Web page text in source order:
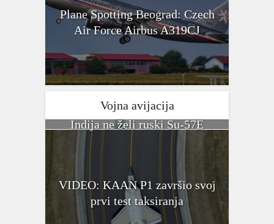
Plane Spotting Beograd: Czech
Air Force Airbus A319CJ
Vojna avijacija
Indija ne želi ruski Su-57E
VIDEO: KAAN P1 završio svoj
prvi test taksiranja